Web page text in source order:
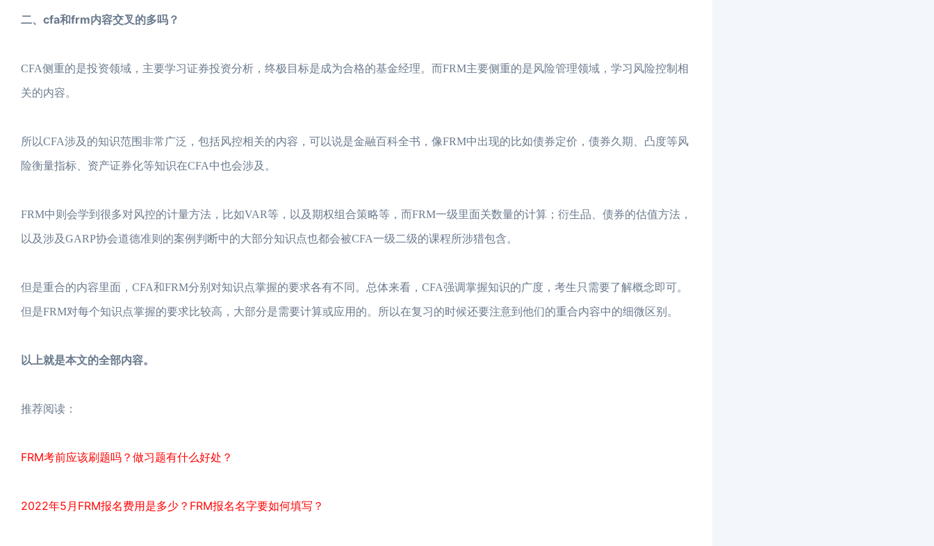
二、cfa和frm内容交叉的多吗？
CFA侧重的是投资领域，主要学习证券投资分析，终极目标是成为合格的基金经理。而FRM主要侧重的是风险管理领域，学习风险控制相
关的内容。
所以CFA涉及的知识范围非常广泛，包括风控相关的内容，可以说是金融百科全书，像FRM中出现的比如债券定价，债券久期、凸度等风
险衡量指标、资产证券化等知识在CFA中也会涉及。
FRM中则会学到很多对风控的计量方法，比如VAR等，以及期权组合策略等，而FRM一级里面关数量的计算；衍生品、债券的估值方法，
以及涉及GARP协会道德准则的案例判断中的大部分知识点也都会被CFA一级二级的课程所涉猎包含。
但是重合的内容里面，CFA和FRM分别对知识点掌握的要求各有不同。总体来看，CFA强调掌握知识的广度，考生只需要了解概念即可。
但是FRM对每个知识点掌握的要求比较高，大部分是需要计算或应用的。所以在复习的时候还要注意到他们的重合内容中的细微区别。
以上就是本文的全部内容。
推荐阅读：
FRM考前应该刷题吗？做习题有什么好处？
2022年5月FRM报名费用是多少？FRM报名名字要如何填写？